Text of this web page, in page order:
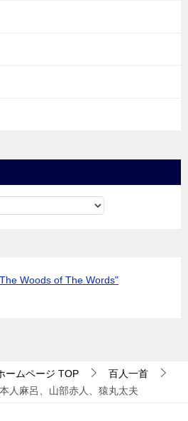
Woods of The Words"
ームページ TOP
百人一首
人麻呂、山部赤人、猿丸太夫